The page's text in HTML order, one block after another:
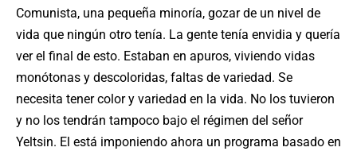
Comunista, una pequeña minoría, gozar de un nivel de
vida que ningún otro tenía. La gente tenía envidia y quería
ver el final de esto. Estaban en apuros, viviendo vidas
monótonas y descoloridas, faltas de variedad. Se
necesita tener color y variedad en la vida. No los tuvieron
y no los tendrán tampoco bajo el régimen del señor
Yeltsin. El está imponiendo ahora un programa basado en